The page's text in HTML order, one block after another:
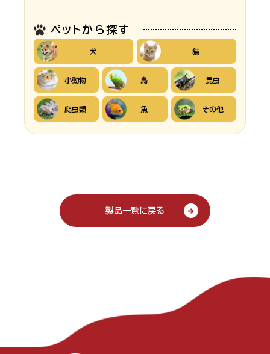
ペットから探す
犬 猫
小動物 鳥 昆虫
爬虫類 魚 その他
製品一覧に戻る